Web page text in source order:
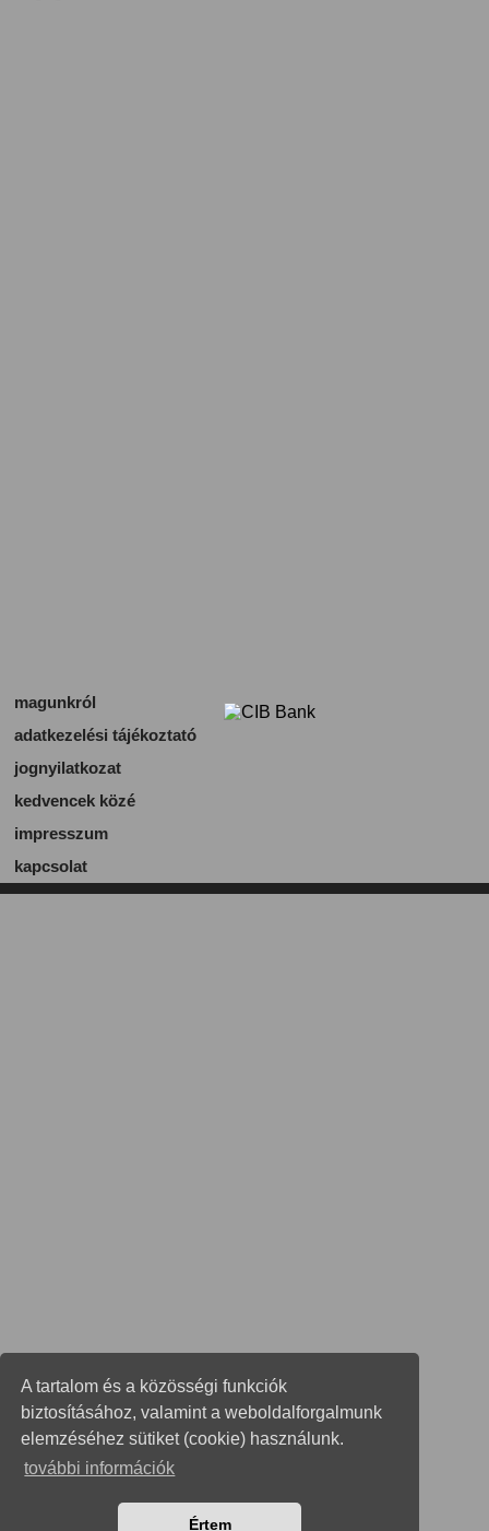
A tartalom és a közösségi funkciók
biztosításához, valamint a weboldalforgalmunk
elemzéséhez sütiket (cookie) használunk.
további információk
Értem
magunkról
adatkezelési tájékoztató
jognyilatkozat
kedvencek közé
impresszum
kapcsolat